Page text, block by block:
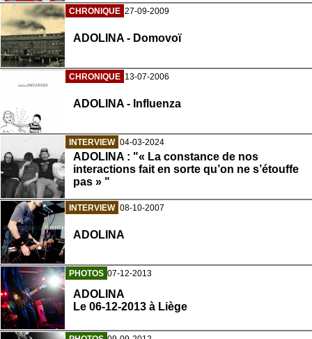
CHRONIQUE 27-09-2009
ADOLINA - Domovoï
CHRONIQUE 13-07-2006
ADOLINA - Influenza
INTERVIEW 04-03-2024
ADOLINA : "« La constance de nos
interactions fait en sorte qu’on ne s’étouffe
pas » "
INTERVIEW 08-10-2007
ADOLINA
PHOTOS 07-12-2013
ADOLINA
Le 06-12-2013 à Liège